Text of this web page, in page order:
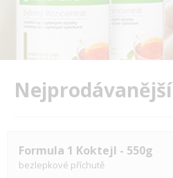
Nejprodávanější
Formula 1 Koktejl - 550g
bezlepkové příchutě